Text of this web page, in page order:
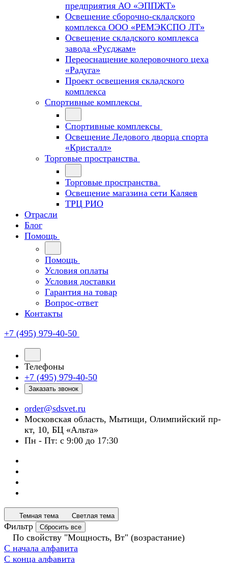
предприятия АО «ЭППЖТ»
Освещение сборочно-складского
комплекса ООО «РЕМЭКСПО ЛТ»
Освещение складского комплекса
завода «Русджам»
Переоснащение колеровочного цеха
«Радуга»
Проект освещения складского
комплекса
Спортивные комплексы
Спортивные комплексы
Освещение Ледового дворца спорта
«Кристалл»
Торговые пространства
Торговые пространства
Освещение магазина сети Каляев
ТРЦ РИО
Отрасли
Блог
Помощь
Помощь
Условия оплаты
Условия доставки
Гарантия на товар
Вопрос-ответ
Контакты
+7 (495) 979-40-50
Телефоны
+7 (495) 979-40-50
Заказать звонок
order@sdsvet.ru
Московская область, Мытищи, Олимпийский пр-
кт, 10, БЦ «Альта»
Пн - Пт: с 9:00 до 17:30
Темная тема Светлая тема
Фильтр Сбросить все
По свойству "Мощность, Вт" (возрастание)
С начала алфавита
С конца алфавита